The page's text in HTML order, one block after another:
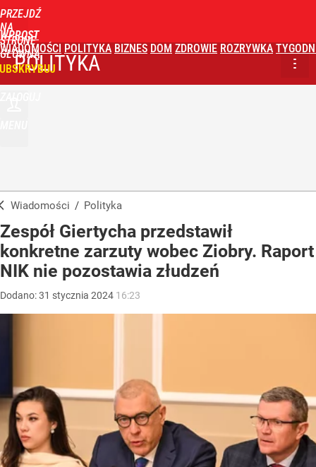
PRZEJDŹ
NA
STRONĘ
GŁÓWNĄ
WPROST
WIADOMOŚCI POLITYKA BIZNES DOM ZDROWIE ROZRYWKA
POLITYKA
Wiadomości / Polityka
Zespół Giertycha przedstawił
konkretne zarzuty wobec Ziobry. Raport
NIK nie pozostawia złudzeń
Dodano:31 stycznia 2024 16:23